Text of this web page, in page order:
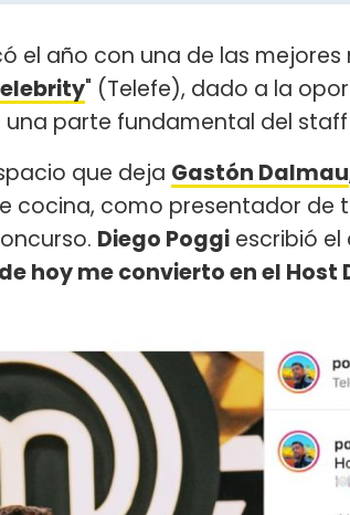
el año con una de las
" (Telefe), dado a la
parte fundamental del
que deja Gastón Dalmau
cocina, como presentador de
Diego Poggi escribió
hoy me convierto en el